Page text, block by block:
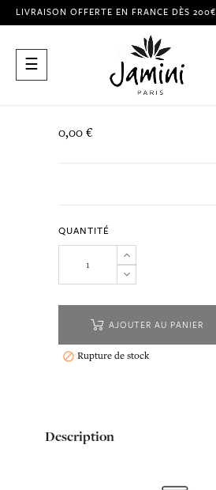
LIVRAISON OFFERTE EN FRANCE DÈS 200€
Basculer
la
☰
0,00 €
QUANTITÉ
AJOUTER AU PANIER
 Rupture de stock
Description